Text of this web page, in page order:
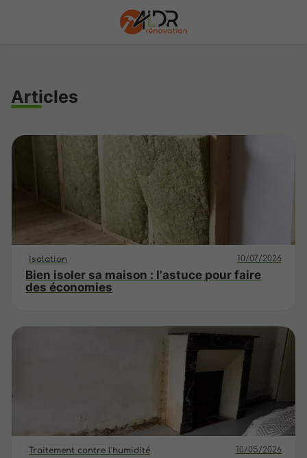
Articles
Isolation 10/07/2026
Bien isoler sa maison : l'astuce pour faire
des économies
Traitement contre l'humidité 10/05/2026